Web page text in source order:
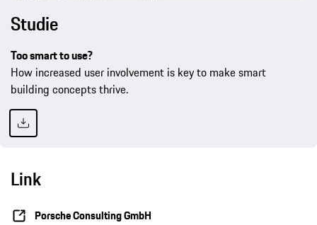
Studie
Too smart to use?
How increased user involvement is key to make smart
building concepts thrive.
Link
Porsche Consulting GmbH